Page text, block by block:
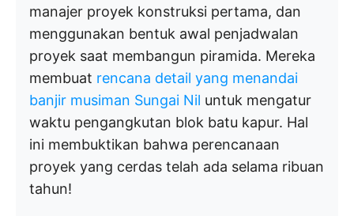
manajer proyek konstruksi pertama, dan
menggunakan bentuk awal penjadwalan
proyek saat membangun piramida. Mereka
membuat rencana detail yang menandai
banjir musiman Sungai Nil untuk mengatur
waktu pengangkutan blok batu kapur. Hal
ini membuktikan bahwa perencanaan
proyek yang cerdas telah ada selama ribuan
tahun!